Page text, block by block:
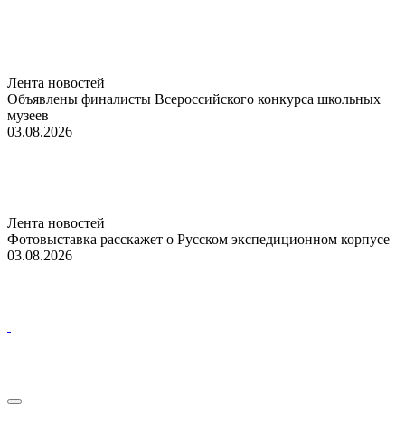
Лента новостей
Объявлены финалисты Всероссийского конкурса школьных
музеев
03.08.2026
Лента новостей
Фотовыставка расскажет о Русском экспедиционном корпусе
03.08.2026